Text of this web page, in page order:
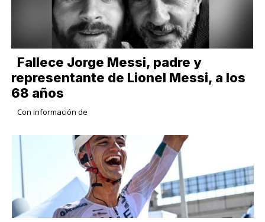
Fallece Jorge Messi, padre y
representante de Lionel Messi, a los
68 años
Con información de